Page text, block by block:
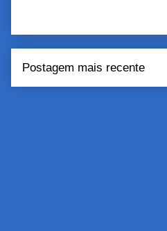
Postagem mais recente